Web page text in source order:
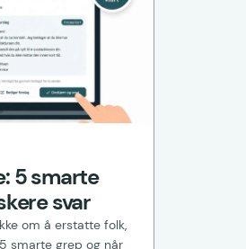
5 smarte
svar
om å erstatte folk,
smarte grep og når